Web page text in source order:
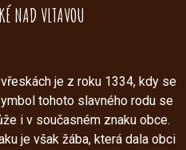
NAD VLTAVOU
je z roku 1334, kdy se
tohoto slavného rodu se
i v současném znaku obce.
je však žába, která dala obci